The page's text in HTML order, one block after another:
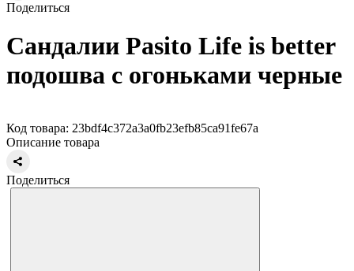
Поделиться
Сандалии Pasito Life is better
подошва с огоньками черные
Код товара: 23bdf4c372a3a0fb23efb85ca91fe67a
Описание товара
Поделиться